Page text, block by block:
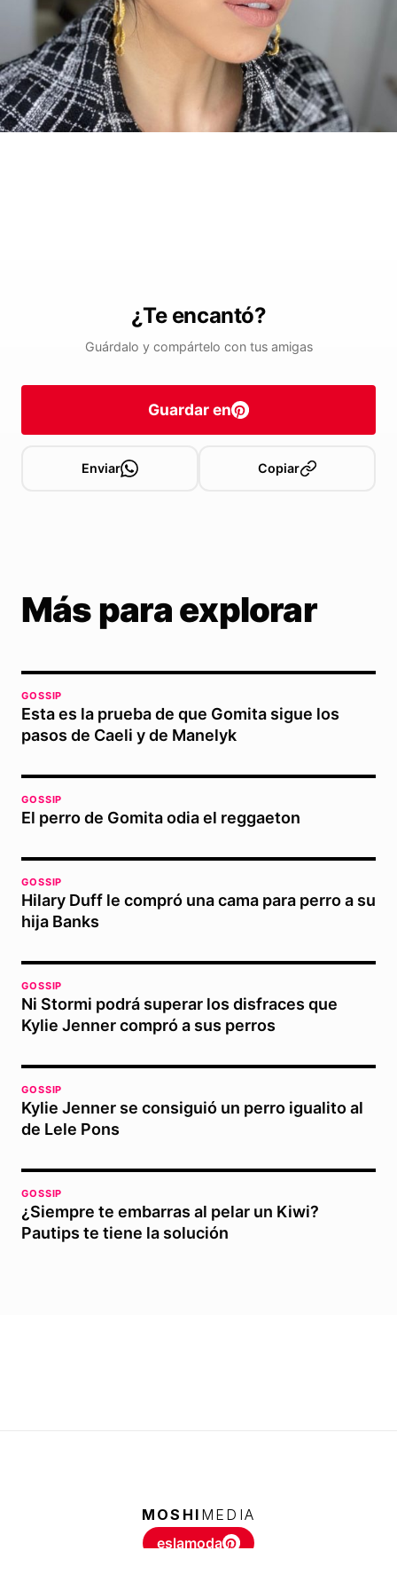
¿Te encantó?
Guárdalo y compártelo con tus amigas
Guardar en
Enviar Copiar
Más para explorar
GOSSIP
Esta es la prueba de que Gomita sigue los
pasos de Caeli y de Manelyk
GOSSIP
El perro de Gomita odia el reggaeton
GOSSIP
Hilary Duff le compró una cama para perro a su
hija Banks
GOSSIP
Ni Stormi podrá superar los disfraces que
Kylie Jenner compró a sus perros
GOSSIP
Kylie Jenner se consiguió un perro igualito al
de Lele Pons
GOSSIP
¿Siempre te embarras al pelar un Kiwi?
Pautips te tiene la solución
MOSHI MEDIA
eslamoda